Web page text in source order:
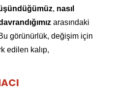
, nasıl
arasındaki
görünürlük, değişim için
edilen kalıp,